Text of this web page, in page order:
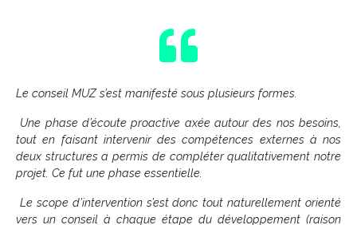
Le conseil MUZ s’est manifesté sous plusieurs formes.
Une phase d’écoute proactive axée autour des nos besoins,
tout en faisant intervenir des compétences externes à nos
deux structures a permis de compléter qualitativement notre
projet. Ce fut une phase essentielle.
Le scope d’intervention s’est donc tout naturellement orienté
vers un conseil à chaque étape du développement (raison